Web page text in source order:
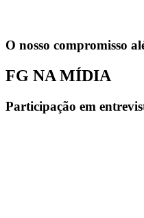
O nosso compromisso
FG NA MÍDIA
Participação em